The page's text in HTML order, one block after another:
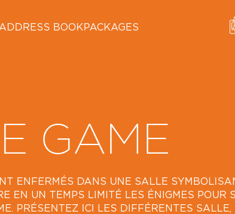
ADDRESS BOOKPACKAGES
GAME
ENFERMÉS DANS UNE SALLE
UN TEMPS LIMITÉ LES ÉNIGMES POUR
PRÉSENTEZ ICI LES DIFFÉRENTES